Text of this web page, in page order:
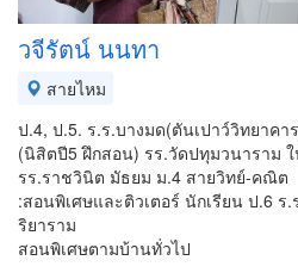
วจีรัตน์ นนทา
สายไหม
ป.4, ป.5. ร.ร.บางมด(ตันเปาว์วิทยาคา
(นิสิตปี5 ฝึกสอน) รร.วัดปทุมวนาราม
รร.ราชวินิต มัธยม ม.4 สายวิทย์-คณิต
:สอนพิเศษและติวเตอร์ นักเรียน ป.6
ริยาราม
สอนพิเศษตามบ้านทั่วไป